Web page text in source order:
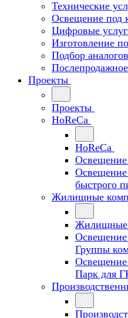
Технические
Освещение под
Цифровые
Изготовление
Подбор аналогов
Проекты
Проекты
HoReCa
HoReCa
Освещение
Освещение
быстрого
Жилищные
Жилищные
Освещение
Группы
Парк для